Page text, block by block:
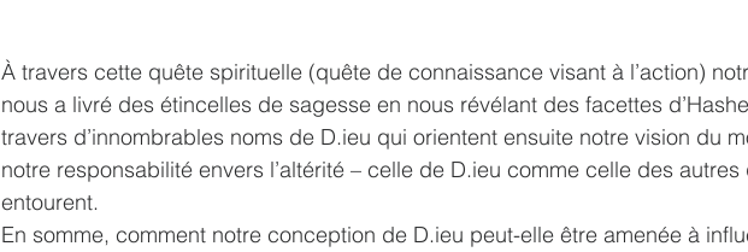
À travers cette quête spirituelle (quête de connaissance visant à l’action)
nous a livré des étincelles de sagesse en nous révélant des facettes
travers d’innombrables noms de D.ieu qui orientent ensuite notre vision du
notre responsabilité envers l’altérité – celle de D.ieu comme celle des autres
entourent.
En somme, comment notre conception de D.ieu peut-elle être amenée à